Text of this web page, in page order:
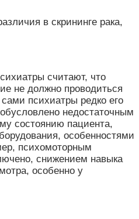
в скрининге рака,
считают, что
не должно проводиться
психиатры редко его
недостаточным
состоянию пациента,
особенностями
психомоторным
снижением навыка
особенно у